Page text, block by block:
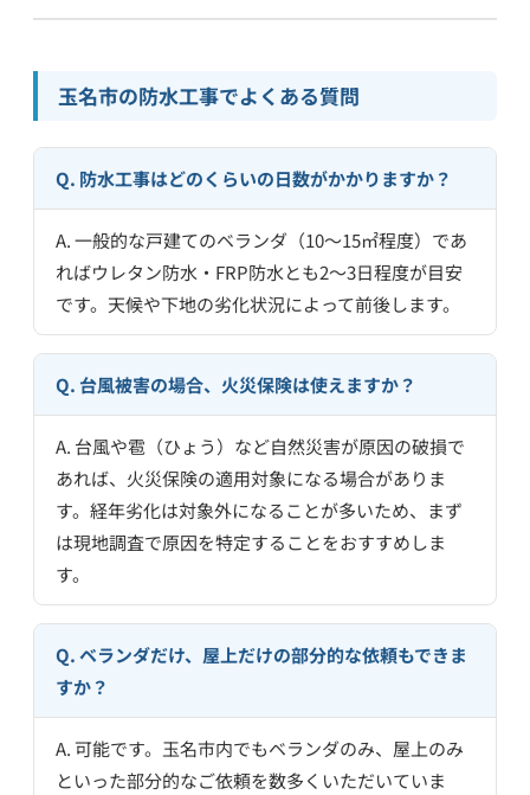
玉名市の防水工事でよくある質問
Q. 防水工事はどのくらいの日数がかかりますか？
A. 一般的な戸建てのベランダ（10〜15㎡程度）であ
ればウレタン防水・FRP防水とも2〜3日程度が目安
です。天候や下地の劣化状況によって前後します。
Q. 台風被害の場合、火災保険は使えますか？
A. 台風や雹（ひょう）など自然災害が原因の破損で
あれば、火災保険の適用対象になる場合がありま
す。経年劣化は対象外になることが多いため、まず
は現地調査で原因を特定することをおすすめしま
す。
Q. ベランダだけ、屋上だけの部分的な依頼もできま
すか？
A. 可能です。玉名市内でもベランダのみ、屋上のみ
といった部分的なご依頼を数多くいただいていま